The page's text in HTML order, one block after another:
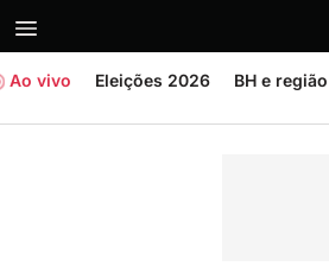
Ao vivo Eleições 2026 BH e região